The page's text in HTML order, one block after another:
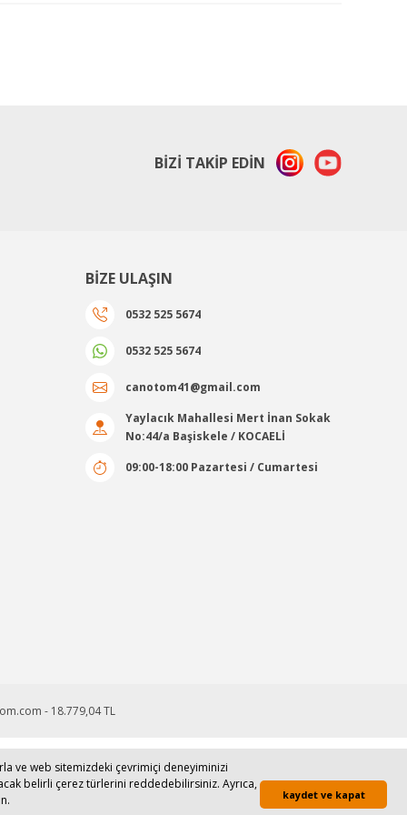
ve web sitemizdeki çevrimiçi deneyiminizi
belirli çerez türlerini reddedebilirsiniz. Ayrıca,
kaydet ve kapat
Whatsapp Sipariş
BİZİ TAKİP EDİN
BİZE ULAŞIN
0532 525 5674
0532 525 5674
canotom41@gmail.com
Yaylacık Mahallesi Mert İnan Sokak
No:44/a Başiskele / KOCAELİ
09:00-18:00 Pazartesi / Cumartesi